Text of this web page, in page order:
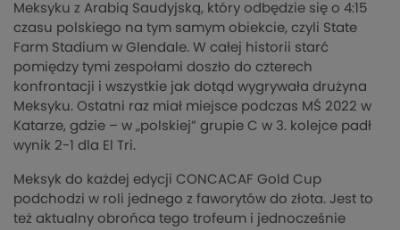
Meksyku z Arabią Saudyjską, który odbędzie się o 4:15
czasu polskiego na tym samym obiekcie, czyli State
Farm Stadium w Glendale. W całej historii starć
pomiędzy tymi zespołami doszło do czterech
konfrontacji i wszystkie jak dotąd wygrywała drużyna
Meksyku. Ostatni raz miał miejsce podczas MŚ 2022 w
Katarze, gdzie – w „polskiej” grupie C w 3. kolejce padł
wynik 2-1 dla El Tri.
Meksyk do każdej edycji CONCACAF Gold Cup
podchodzi w roli jednego z faworytów do złota. Jest to
też aktualny obrońca tego trofeum i jednocześnie